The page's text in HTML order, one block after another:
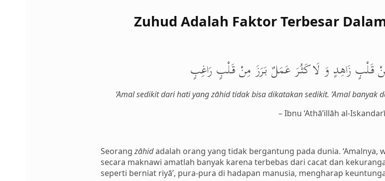
Zuhud Adalah Faktor Terbesar
‘Amal sedikit dari hati yang zāhid tidak bisa dikatakan sedikit. ‘Amal
– Ibnu ‘Athā’illāh al-
Seorangzāhidadalah orang yang tidak bergantung pada dunia. ‘Amalnya,
secara maknawi amatlah banyak karena terbebas dari cacat dan
seperti berniat riyā’, pura-pura di hadapan manusia, mengharap